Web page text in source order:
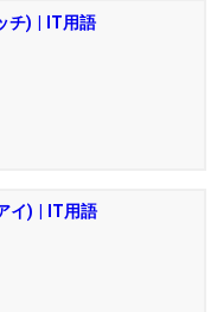
チ) | IT用語
イ) | IT用語